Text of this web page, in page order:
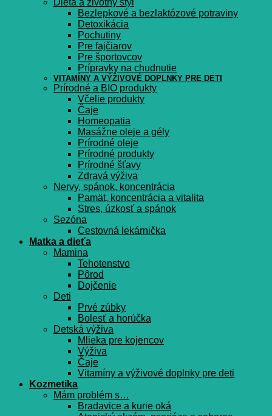
Diéta a životný štýl
Bezlepkové a bezlaktózové potraviny
Detoxikácia
Pochutiny
Pre fajčiarov
Pre športovcov
Prípravky na chudnutie
VITAMÍNY A VÝŽIVOVÉ DOPLNKY PRE DETI
Prírodné a BIO produkty
Včelie produkty
Čaje
Homeopatia
Masážne oleje a gély
Prírodné oleje
Prírodné produkty
Prírodné šťavy
Zdravá výživa
Nervy, spánok, koncentrácia
Pamät, koncentrácia a vitalita
Stres, úzkosť a spánok
Sezóna
Cestovná lekárnička
Matka a dieťa
Mamina
Tehotenstvo
Pôrod
Dojčenie
Deti
Prvé zúbky
Bolesť a horúčka
Detská výživa
Mlieka pre kojencov
Výživa
Čaje
Vitamíny a výživové doplnky pre deti
Kozmetika
Mám problém s…
Bradavice a kurie oká